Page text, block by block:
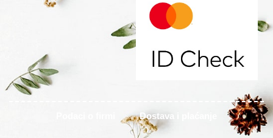
Dostava i plaćanje